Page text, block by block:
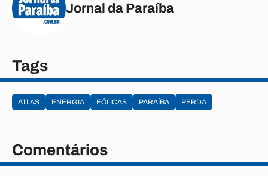
Jornal da Paraíba
Tags
ATLAS ENERGIA EÓLICAS PARAÍBA PERDA
Comentários